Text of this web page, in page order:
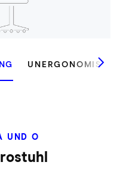
UND O